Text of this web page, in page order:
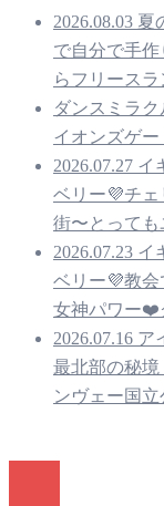
2026.08.03
で自分で手
らフリースラ
ダンスミラク
イオンズゲ
2026.07.27
ベリー💜チェ
街〜とっても
2026.07.23
ベリー💜教
女神パワー❤️
2026.07.16
最北部の秘境
ンヴェー国